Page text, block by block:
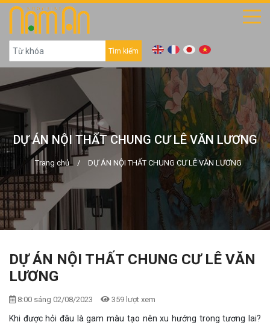
Tìm kiếm
DỰ ÁN NỘI THẤT CHUNG CƯ LÊ VĂN LƯƠNG
Trang chủ / DỰ ÁN NỘI THẤT CHUNG CƯ LÊ VĂN LƯƠNG
DỰ ÁN NỘI THẤT CHUNG CƯ LÊ VĂN
LƯƠNG
8:00 sáng 02/08/2023 359 lượt xem
Khi được hỏi đâu là gam màu tạo nên xu hướng trong tương lai?